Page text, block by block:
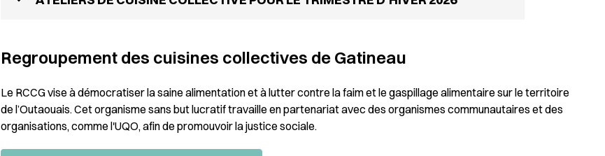
Regroupement des cuisines collectives de Gatineau
Le RCCG vise à démocratiser la saine alimentation et à lutter contre la faim et le gaspillage alimentaire sur le territoire
de l’Outaouais. Cet organisme sans but lucratif travaille en partenariat avec des organismes communautaires et des
organisations, comme l'UQO, afin de promouvoir la justice sociale.